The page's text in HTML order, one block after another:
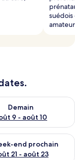
suédois
août 9
Demain
9 - août 10
disponibilité pour
14 - août 16
end prochain
21 - août 23
disponibilité pour